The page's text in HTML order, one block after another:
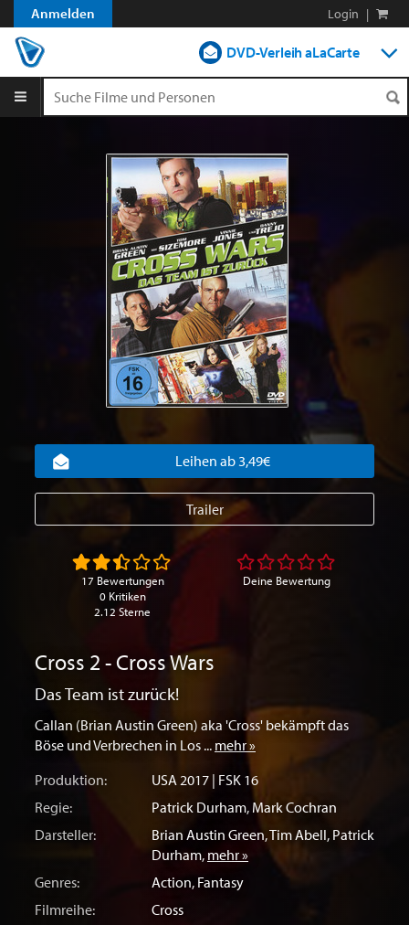
Anmelden Login |
DVD-Verleih aLaCarte
Shop
Blog
Cross 2 - Cross Wars
Das Team ist zurück!
Callan (Brian Austin Green) aka 'Cross' bekämpft das
Böse und Verbrechen in Los ... mehr »
Produktion:
USA 2017 | FSK 16
Regie:
Patrick Durham, Mark Cochran
Darsteller:
Brian Austin Green,Tim Abell, Patrick
Durham, mehr »
Genres:
Action, Fantasy
Filmreihe:
Cross
Leihen ab 3,49€
Trailer
17 Bewertungen
0 Kritiken
2.12 Sterne
Deine Bewertung